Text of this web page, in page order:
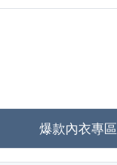
爆款內衣專區